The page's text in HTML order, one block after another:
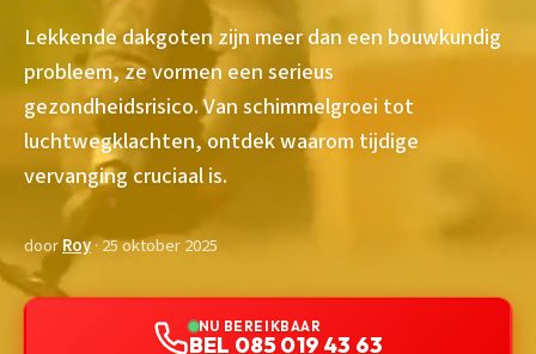
Lekkende dakgoten zijn meer dan een bouwkundig
probleem, ze vormen een serieus
gezondheidsrisico. Van schimmelgroei tot
luchtwegklachten, ontdek waarom tijdige
vervanging cruciaal is.
doorRoy· 25 oktober 2025
NU BEREIKBAAR
BEL 085 019 43 63